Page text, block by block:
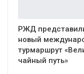
РЖД
новый
турмаршрут
чайный путь»